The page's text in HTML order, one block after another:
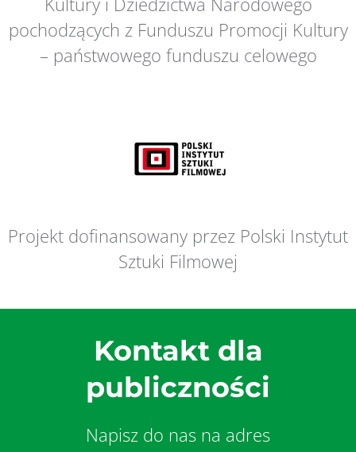
pochodzących z Funduszu Promocji Kultury
– państwowego funduszu celowego
Projekt dofinansowany przez Polski Instytut
Sztuki Filmowej
Kontakt dla
publiczności
Napisz do nas na adres